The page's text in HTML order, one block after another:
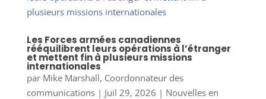
Les Forces armées canadiennes
rééquilibrent leurs opérations à l’étranger
et mettent fin à plusieurs missions
internationales
par Mike Marshall, Coordonnateur des
communications| Juil 29, 2026 | Nouvelles en